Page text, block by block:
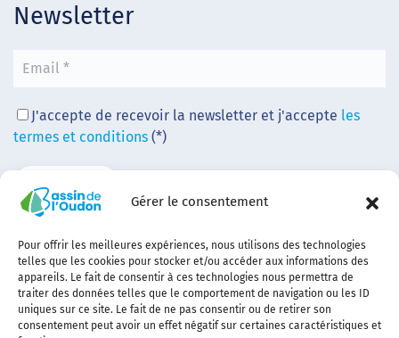
Gérer le consentement
Pour offrir les meilleures expériences, nous utilisons des technologies
telles que les cookies pour stocker et/ou accéder aux informations des
appareils. Le fait de consentir à ces technologies nous permettra de
traiter des données telles que le comportement de navigation ou les ID
uniques sur ce site. Le fait de ne pas consentir ou de retirer son
consentement peut avoir un effet négatif sur certaines caractéristiques et
Newsletter
J'accepte de recevoir la newsletter et j'accepte les
termes et conditions (*)